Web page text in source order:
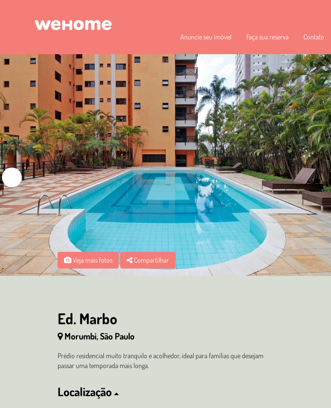
Anuncie seu imóvel Faça sua reserva Contato
Veja mais fotos Compartilhar
Ed. Marbo
Morumbi, São Paulo
Prédio residencial muito tranquilo e acolhedor, ideal para famílias que desejam
passar uma temporada mais longa.
Localização